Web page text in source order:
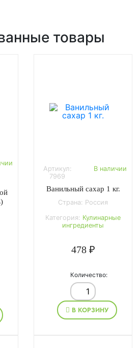
товары
Артикул:
7969
В наличии
Ванильный сахар 1 кг.
Страна: Россия
Категория: Кулинарные
ингредиенты
478 ₽
Количество:
В КОРЗИНУ